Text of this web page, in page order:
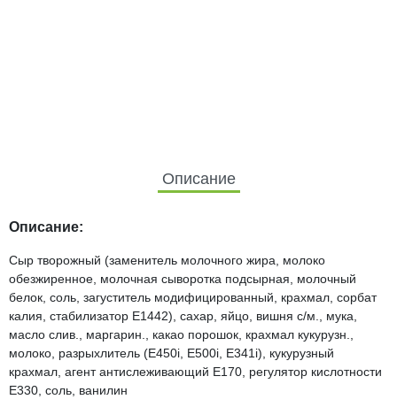
Описание
Описание:
Сыр творожный (заменитель молочного жира, молоко
обезжиренное, молочная сыворотка подсырная, молочный
белок, соль, загуститель модифицированный, крахмал, сорбат
калия, стабилизатор Е1442), сахар, яйцо, вишня с/м., мука,
масло слив., маргарин., какао порошок, крахмал кукурузн.,
молоко, разрыхлитель (Е450i, E500i, E341i), кукурузный
крахмал, агент антислеживающий Е170, регулятор кислотности
Е330, соль, ванилин